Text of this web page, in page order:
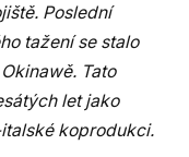
Poslední
tažení se stalo
Tato
let jako
koprodukci.